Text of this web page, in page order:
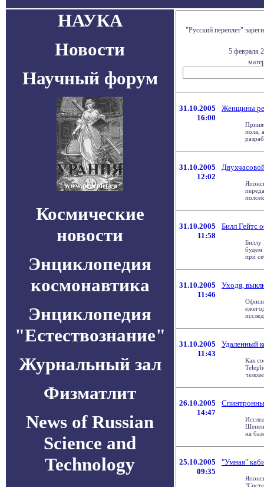
НАУКА
Новости
Научный форум
Космические
новости
Энциклопедия
космонавтика
Энциклопедия
"Естествознание"
Журнальный зал
Физматлит
News of Russian
Science and
Technology
"Русский переплет"
5 февраля
31.10.2005
16:00
Женщины
пола,
31.10.2005
12:02
31.10.2005
11:58
Билл Гейтс
Биллу
будем
при
31.10.2005
11:46
Уходя,
31.10.2005
11:43
Удаленный
Как
26.10.2005
14:47
на
25.10.2005
09:35
"Умная"